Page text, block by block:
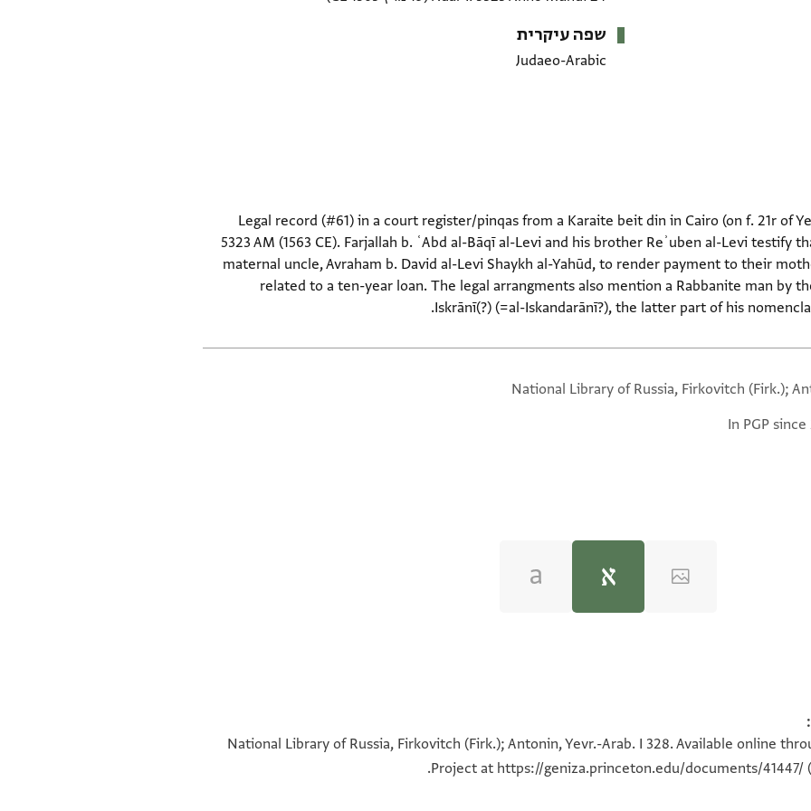
שפה עיקרית
Judaeo-Arabic
Legal record (#61) in a court register/pinqas from a Karaite beit din in Cairo (on f. 21r of
5323 AM (1563 CE). Farjallah b. ʿAbd al-Bāqī al-Levi and his brother Reʾuben al-Levi testify
maternal uncle, Avraham b. David al-Levi Shaykh al-Yahūd, to render payment to their
related to a ten-year loan. The legal arrangments also mention a Rabbanite man by
Iskrānī(?) (=al-Iskandarānī?), the latter part of his
National Library of Russia, Firkovitch (Firk.);
In PGP
ה׳ש׳כ׳ג׳ ליצירה
National Library of Russia, Firkovitch (Firk.); Antonin, Yevr.-Arab. I 328. Available online
Project at https://geniza.princeton.edu/documents/41447/